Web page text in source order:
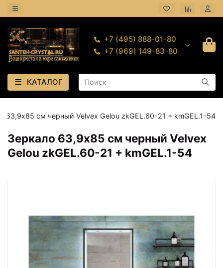
+7 (495) 888-01-80
+7 (969) 149-83-80
КАТАЛОГ
63,9х85 см черный Velvex Gelou zkGEL.60-21 + kmGEL.1-54
Зеркало 63,9х85 см черный Velvex
Gelou zkGEL.60-21 + kmGEL.1-54